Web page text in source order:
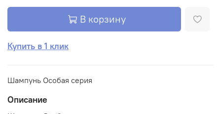
В корзину
Купить в 1 клик
Шампунь Особая серия
Описание